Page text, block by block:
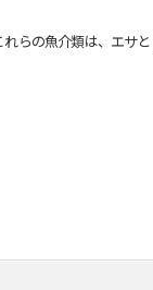
の魚介類は、エサと